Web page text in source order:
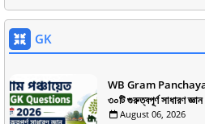
GK
WB Gram
৩০টি গুরুত্বপূর্ণ সাধারণ
August 06, 2026